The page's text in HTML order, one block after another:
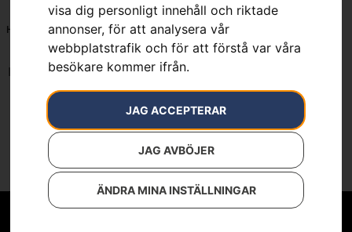
visa dig personligt innehåll och riktade
annonser, för att analysera vår
webbplatstrafik och för att förstå var våra
besökare kommer ifrån.
JAG ACCEPTERAR
JAG AVBÖJER
ÄNDRA MINA INSTÄLLNINGAR
Hem 35 cm
Inga resultat.